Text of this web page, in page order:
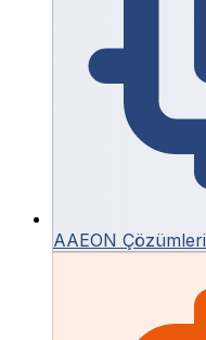
AAEON Çözümleri